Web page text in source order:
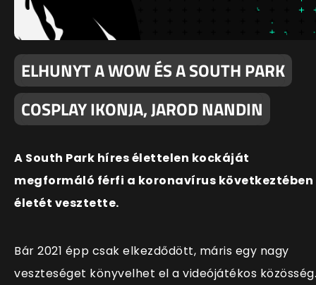
ELHUNYT A WOW ÉS A SOUTH PARK
COSPLAY IKONJA, JAROD NANDIN
A South Park híres élettelen kockáját
megformáló férfi a koronavírus következtében
életét vesztette.
Bár 2021 épp csak elkezdődött, máris egy nagy
veszteséget könyvelhet el a videójátékos közösség.